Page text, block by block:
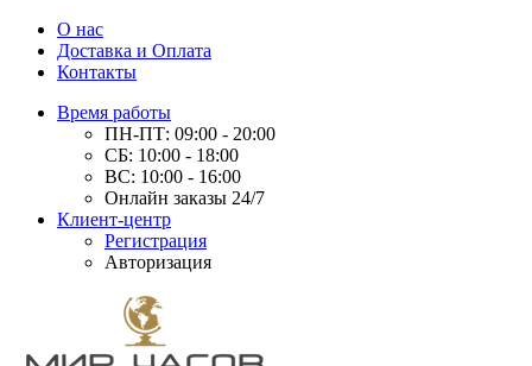
О нас
Доставка и Оплата
Контакты
Время работы
ПН-ПТ: 09:00 - 20:00
СБ: 10:00 - 18:00
ВС: 10:00 - 16:00
Онлайн заказы 24/7
Клиент-центр
Регистрация
Авторизация